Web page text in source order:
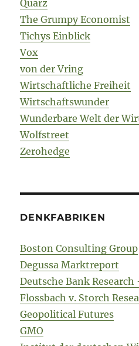
Quarz
The Grumpy Economist
Tichys Einblick
Vox
von der Vring
Wirtschaftliche Freiheit
Wirtschaftswunder
Wunderbare Welt der
Wolfstreet
Zerohedge
DENKFABRIKEN
Boston Consulting Group
Degussa Marktreport
Deutsche Bank
Flossbach v. Storch
Geopolitical Futures
GMO